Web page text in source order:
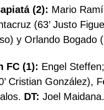
(2): Mario
(63’ Justo
y Orlando Bogado
FC (1): Engel
Cristian González),
DT: Joel Maidana.